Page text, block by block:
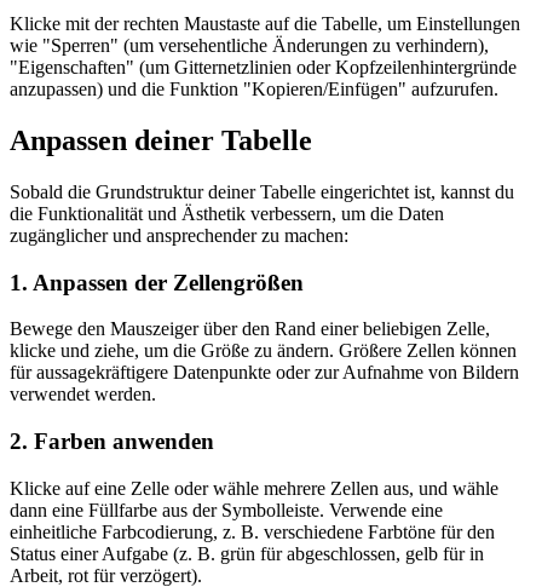
Klicke mit der rechten Maustaste auf die Tabelle, um Einstellungen
wie "Sperren" (um versehentliche Änderungen zu verhindern),
"Eigenschaften" (um Gitternetzlinien oder Kopfzeilenhintergründe
anzupassen) und die Funktion "Kopieren/Einfügen" aufzurufen.
Anpassen deiner Tabelle
Sobald die Grundstruktur deiner Tabelle eingerichtet ist, kannst du
die Funktionalität und Ästhetik verbessern, um die Daten
zugänglicher und ansprechender zu machen:
1. Anpassen der Zellengrößen
Bewege den Mauszeiger über den Rand einer beliebigen Zelle,
klicke und ziehe, um die Größe zu ändern. Größere Zellen können
für aussagekräftigere Datenpunkte oder zur Aufnahme von Bildern
verwendet werden.
2. Farben anwenden
Klicke auf eine Zelle oder wähle mehrere Zellen aus, und wähle
dann eine Füllfarbe aus der Symbolleiste. Verwende eine
einheitliche Farbcodierung, z. B. verschiedene Farbtöne für den
Status einer Aufgabe (z. B. grün für abgeschlossen, gelb für in
Arbeit, rot für verzögert).